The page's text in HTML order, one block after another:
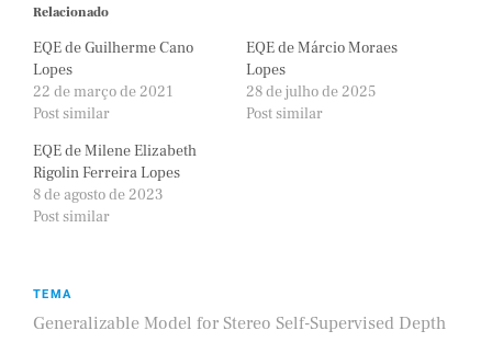
Relacionado
EQE de Guilherme Cano
Lopes
22 de março de 2021
Post similar
EQE de Márcio Moraes
Lopes
28 de julho de 2025
Post similar
EQE de Milene Elizabeth
Rigolin Ferreira Lopes
8 de agosto de 2023
Post similar
TEMA
Generalizable Model for Stereo Self-Supervised Depth